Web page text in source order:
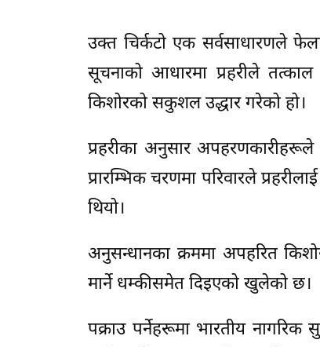
उक्त चिर्कटो एक सर्वसाधारणले
सूचनाको आधारमा प्रहरीले
किशोरको सकुशल उद्धार गरेको हो।
प्रहरीका अनुसार
प्रारम्भिक चरणमा परिवारले
थियो।
अनुसन्धानका क्रममा अपहरित
मार्ने धम्कीसमेत दिइएको खुलेको छ।
पक्राउ पर्नेहरूमा भारतीय